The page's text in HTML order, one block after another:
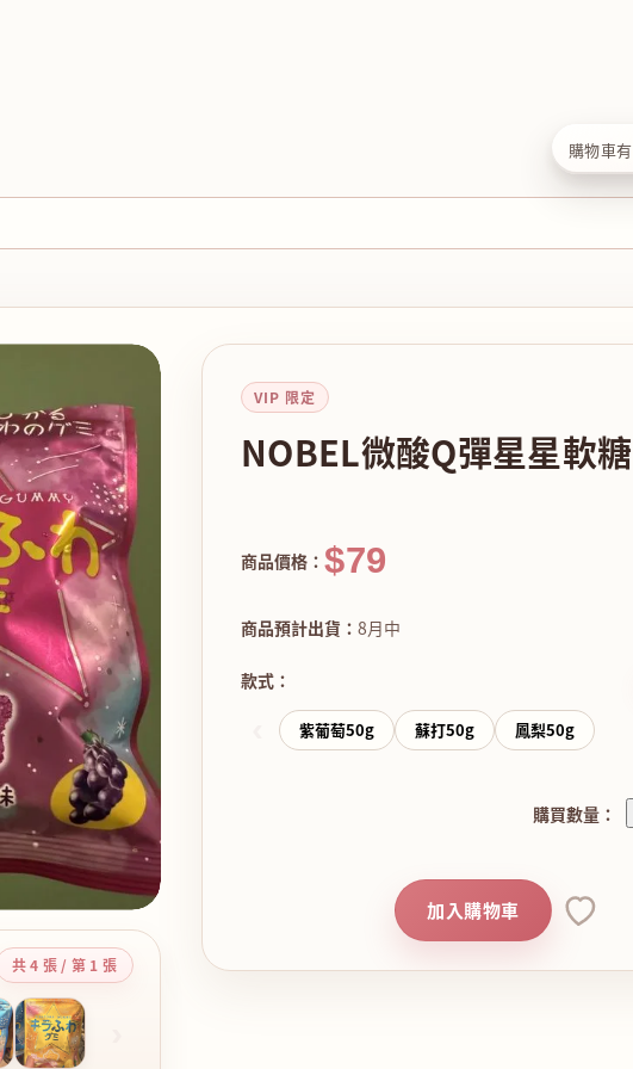
購物車有
共 4 張 / 第 1 張
VIP 限定
NOBEL微酸Q彈星星軟糖
商品價格： $79
商品預計出貨： 8月中
款式：
紫葡萄50g 蘇打50g 鳳梨50g
購買數量：
加入購物車